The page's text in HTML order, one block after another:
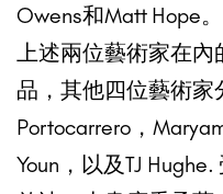
Owens和Matt Hope
上述兩位藝術家在
品，其他四位藝術家
Portocarrero，
Youn，以及TJ